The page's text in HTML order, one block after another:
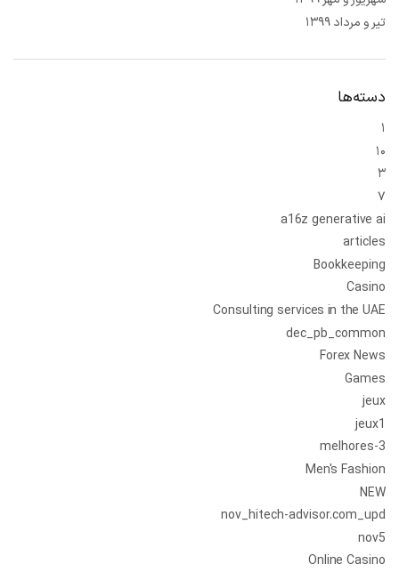
تیر و مرداد ۱۳۹۹
دسته‌ها
۱
۱۰
۳
۷
a16z generative ai
articles
Bookkeeping
Casino
Consulting services in the UAE
dec_pb_common
Forex News
Games
jeux
jeux1
melhores-3
Men's Fashion
NEW
nov_hitech-advisor.com_upd
nov5
Online Casino